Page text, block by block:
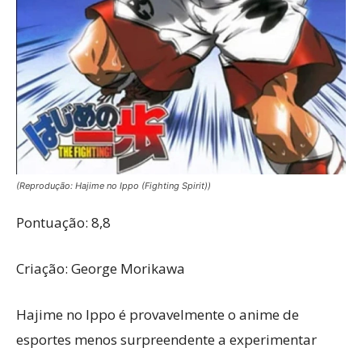
(Reprodução: Hajime no Ippo (Fighting Spirit))
Pontuação: 8,8
Criação: George Morikawa
Hajime no Ippo é provavelmente o anime de
esportes menos surpreendente a experimentar